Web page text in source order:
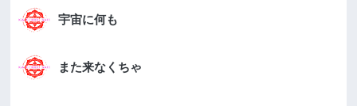
宇宙に何も
また来なくちゃ